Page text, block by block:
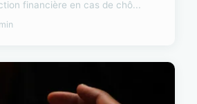
financière en cas de chô...